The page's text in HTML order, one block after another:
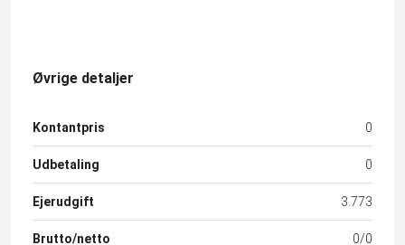
Øvrige detaljer
Kontantpris 0
Udbetaling 0
Ejerudgift 3.773
Brutto/netto 0/0